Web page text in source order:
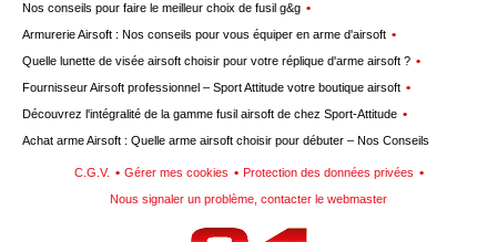
Nos conseils pour faire le meilleur choix de fusil g&g
Armurerie Airsoft : Nos conseils pour vous équiper en arme d'airsoft
Quelle lunette de visée airsoft choisir pour votre réplique d'arme airsoft ?
Fournisseur Airsoft professionnel – Sport Attitude votre boutique airsoft
Découvrez l'intégralité de la gamme fusil airsoft de chez Sport-Attitude
Achat arme Airsoft : Quelle arme airsoft choisir pour débuter – Nos Conseils
C.G.V. Gérer mes cookies
Protection des données privées
Nous signaler un problème, contacter le webmaster